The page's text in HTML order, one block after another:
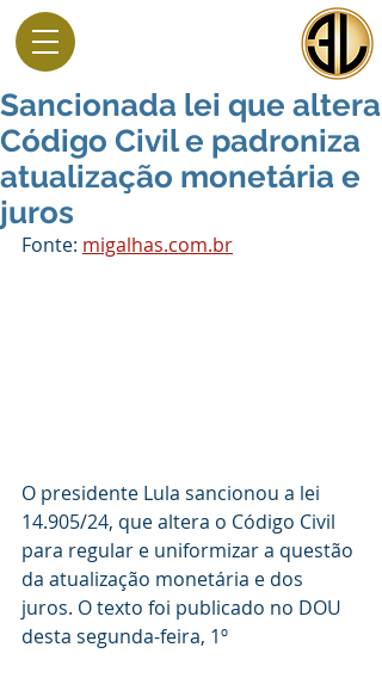
Sancionada lei que altera
Código Civil e padroniza
atualização monetária e
juros
Fonte: migalhas.com.br
O presidente Lula sancionou a lei
14.905/24, que altera o Código Civil
para regular e uniformizar a questão
da atualização monetária e dos
juros. O texto foi publicado no DOU
desta segunda-feira, 1º